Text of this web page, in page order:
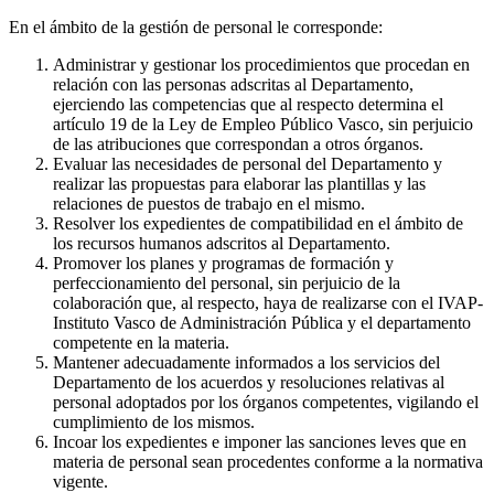
En el ámbito de la gestión de personal le corresponde:
Administrar y gestionar los procedimientos que procedan en
relación con las personas adscritas al Departamento,
ejerciendo las competencias que al respecto determina el
artículo 19 de la Ley de Empleo Público Vasco, sin perjuicio
de las atribuciones que correspondan a otros órganos.
Evaluar las necesidades de personal del Departamento y
realizar las propuestas para elaborar las plantillas y las
relaciones de puestos de trabajo en el mismo.
Resolver los expedientes de compatibilidad en el ámbito de
los recursos humanos adscritos al Departamento.
Promover los planes y programas de formación y
perfeccionamiento del personal, sin perjuicio de la
colaboración que, al respecto, haya de realizarse con el IVAP-
Instituto Vasco de Administración Pública y el departamento
competente en la materia.
Mantener adecuadamente informados a los servicios del
Departamento de los acuerdos y resoluciones relativas al
personal adoptados por los órganos competentes, vigilando el
cumplimiento de los mismos.
Incoar los expedientes e imponer las sanciones leves que en
materia de personal sean procedentes conforme a la normativa
vigente.